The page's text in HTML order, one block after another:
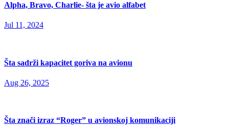
Alpha, Bravo, Charlie- šta je avio alfabet
Jul 11, 2024
Šta sadrži kapacitet goriva na avionu
Aug 26, 2025
Šta znači izraz “Roger” u avionskoj komunikaciji